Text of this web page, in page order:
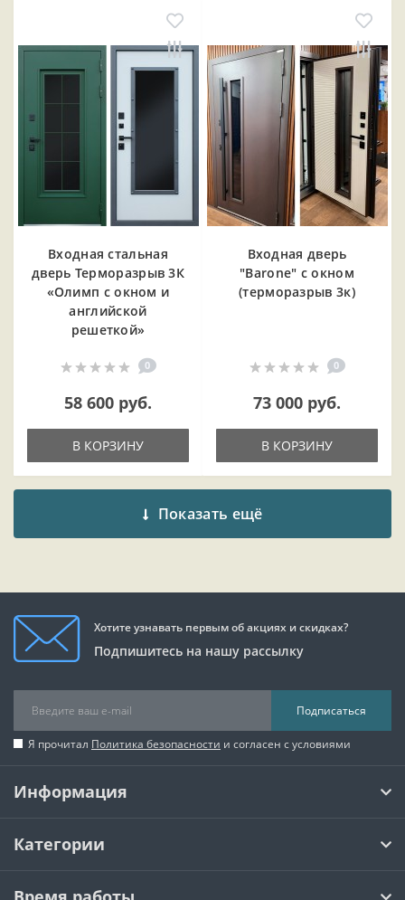
Входная cтальная
дверь Терморазрыв 3К
«Олимп с окном и
английской
решеткой»
0
58 600 руб.
В КОРЗИНУ
Входная дверь
"Barone" с окном
(терморазрыв 3к)
0
73 000 руб.
В КОРЗИНУ
Показать ещё
Хотите узнавать первым об акциях и скидках?
Подпишитесь на нашу рассылку
Подписаться
Я прочитал Политика безопасности и согласен с условиями
Информация
Категории